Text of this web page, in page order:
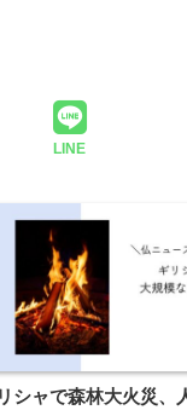
LINE
シャで森林大火災、